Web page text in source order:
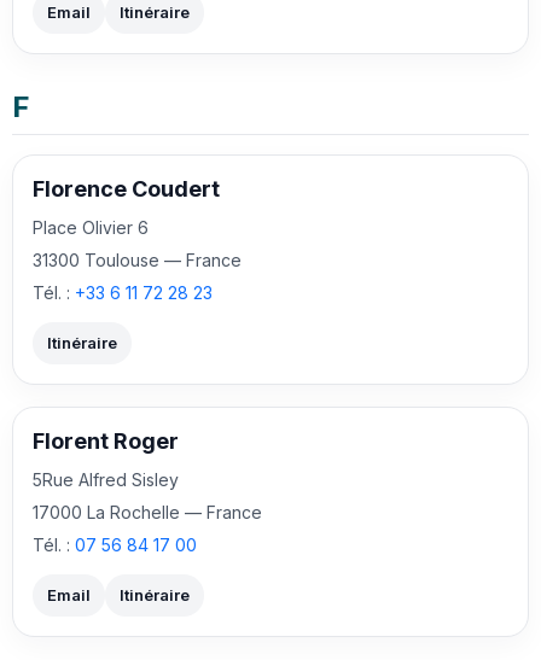
Email Itinéraire
F
Florence Coudert
Place Olivier 6
31300 Toulouse — France
Tél. : +33 6 11 72 28 23
Itinéraire
Florent Roger
5Rue Alfred Sisley
17000 La Rochelle — France
Tél. : 07 56 84 17 00
Email Itinéraire